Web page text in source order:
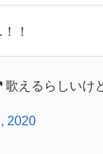
！
えるらしいけ
2020